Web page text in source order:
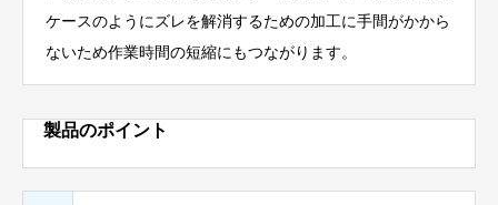
ケースのようにズレを解消するための加工に手間がかから
ないため作業時間の短縮にもつながります。
製品のポイント